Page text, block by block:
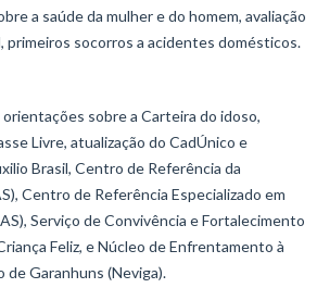
a saúde da mulher e do homem, avaliação
primeiros socorros a acidentes domésticos.
sobre a Carteira do idoso,
Livre, atualização do CadÚnico e
Brasil, Centro de Referência da
Centro de Referência Especializado em
Serviço de Convivência e Fortalecimento
Feliz, e Núcleo de Enfrentamento à
Garanhuns (Neviga).